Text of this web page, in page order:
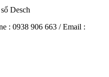
Desch
: 0938 906 663 / Email :